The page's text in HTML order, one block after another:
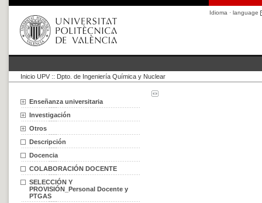
Idioma · language
Inicio UPV :: Dpto. de Ingeniería Química y Nuclear
Enseñanza universitaria
Investigación
Otros
Descripción
Docencia
COLABORACIÓN DOCENTE
SELECCIÓN Y
PROVISIÓN_Personal Docente y
PTGAS